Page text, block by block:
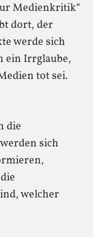
Medienkritik“
dort, der
werde sich
ein Irrglaube,
tot sei.
die
sich
welcher